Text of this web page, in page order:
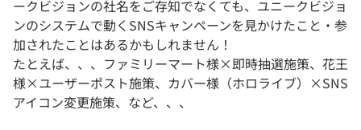
ークビジョンの社名をご存知でなくても、ユニークビジョ
ンのシステムで動くSNSキャンペーンを見かけたこと・参
加されたことはあるかもしれません！
たとえば、、、ファミリーマート様×即時抽選施策、花王
様×ユーザーポスト施策、カバー様（ホロライブ）×SNS
アイコン変更施策、など、、、